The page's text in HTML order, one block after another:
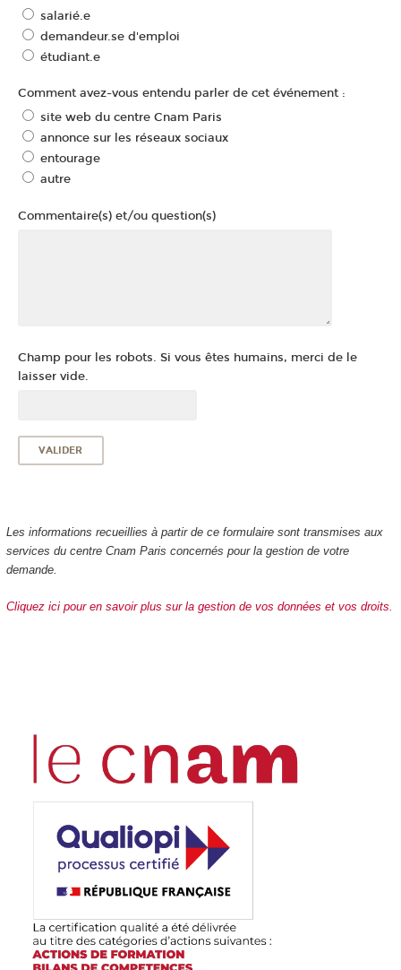
salarié.e
demandeur.se d'emploi
étudiant.e
Comment avez-vous entendu parler de cet événement :
site web du centre Cnam Paris
annonce sur les réseaux sociaux
entourage
autre
Commentaire(s) et/ou question(s)
Champ pour les robots. Si vous êtes humains, merci de le
laisser vide.
Les informations recueillies à partir de ce formulaire sont transmises aux
services du centre Cnam Paris concernés pour la gestion de votre
demande.
Cliquez ici pour en savoir plus sur la gestion de vos données et vos droits.